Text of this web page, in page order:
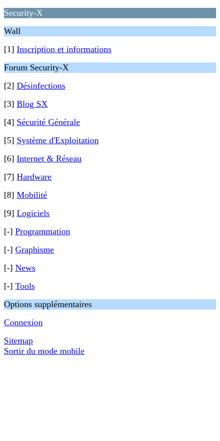
Security-X
Wall
[1] Inscription et informations
Forum Security-X
[2] Désinfections
[3] Blog SX
[4] Sécurité Générale
[5] Système d'Exploitation
[6] Internet & Réseau
[7] Hardware
[8] Mobilité
[9] Logiciels
[-] Programmation
[-] Graphisme
[-] News
[-] Tools
Options supplémentaires
Connexion
Sitemap
Sortir du mode mobile